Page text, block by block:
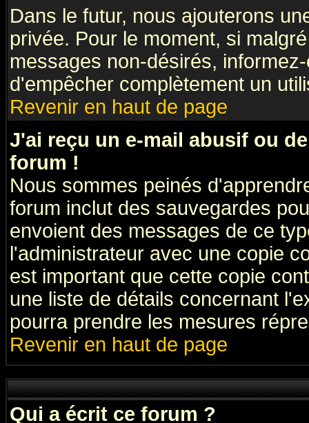
Dans le futur, nous ajouterons
privée. Pour le moment, si
messages non-désirés,
d'empêcher complètement un
Revenir en haut de page
J'ai reçu un e-mail abusif ou
forum !
Nous sommes peinés
forum inclut des sauvegardes
envoient des messages de ce
l'administrateur avec une copie
est important que cette copie
une liste de détails concernant
pourra prendre les mesures
Revenir en haut de page
Qui a écrit ce forum ?